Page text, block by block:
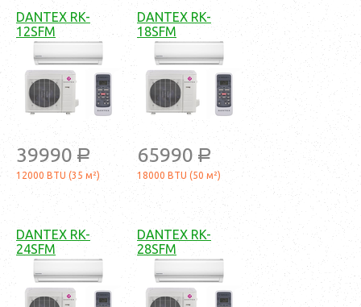
DANTEX RK-
12SFM
39990 a
12000 BTU (35 м²)
DANTEX RK-
18SFM
65990 a
18000 BTU (50 м²)
DANTEX RK-
24SFM
DANTEX RK-
28SFM